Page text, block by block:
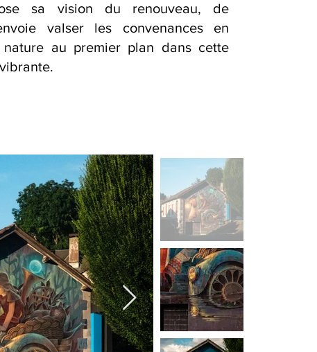
sa vision du renouveau, de
valser les convenances en
au premier plan dans cette